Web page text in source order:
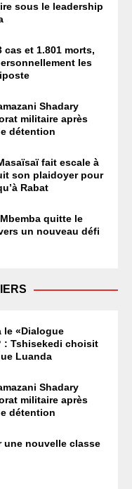
sous le leadership
cas et 1.801 morts,
les
Shadary
militaire après
détention
fait escale à
son plaidoyer pour
Rabat
quitte le
un nouveau défi
le «Dialogue
: Tshisekedi choisit
Luanda
Shadary
militaire après
détention
une nouvelle classe